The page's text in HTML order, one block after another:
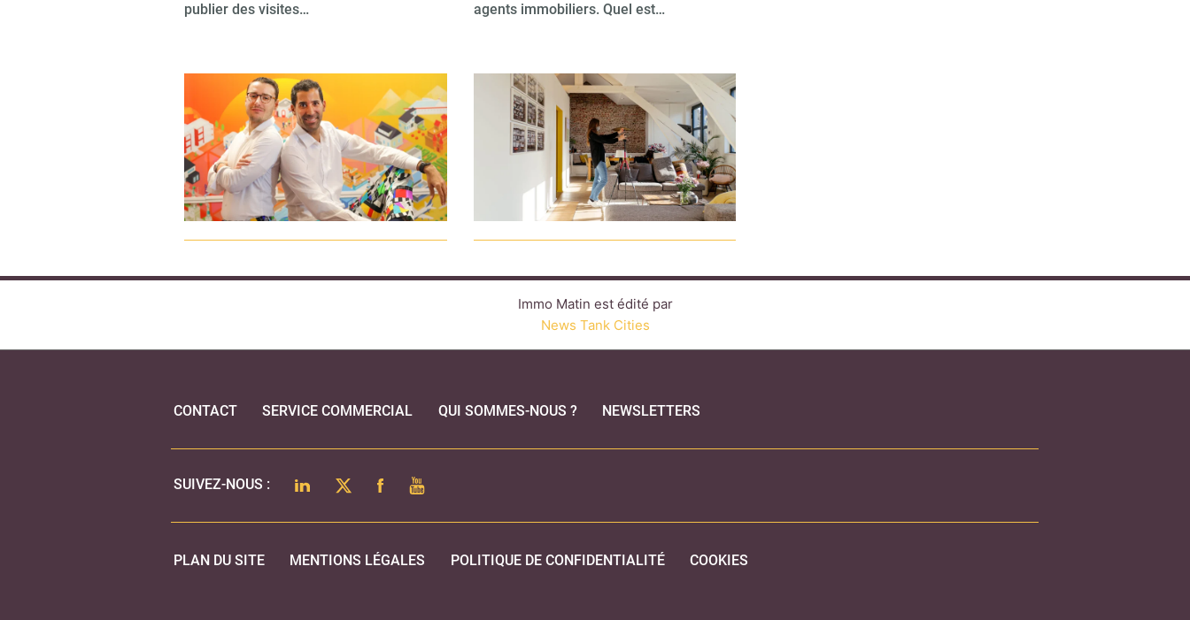
publier des visites…
agents immobiliers. Quel est…
Immo Matin est édité par
News Tank Cities
CONTACT SERVICE COMMERCIAL QUI SOMMES-NOUS ? NEWSLETTERS
SUIVEZ-NOUS : LINKEDINTWITTERFACEBOOK
YOUTUBE
PLAN DU SITE MENTIONS LÉGALES POLITIQUE DE CONFIDENTIALITÉ COOKIES